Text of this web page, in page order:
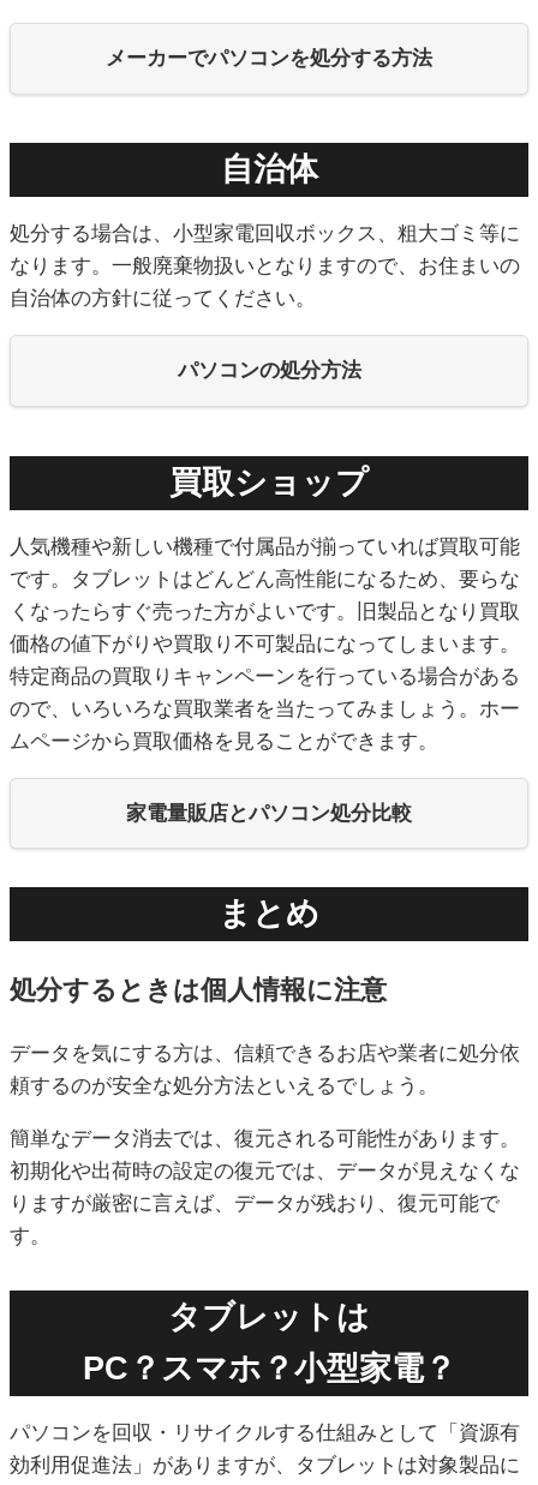
メーカーでパソコンを処分する方法
自治体
処分する場合は、小型家電回収ボックス、粗大ゴミ等に
なります。一般廃棄物扱いとなりますので、お住まいの
自治体の方針に従ってください。
パソコンの処分方法
買取ショップ
人気機種や新しい機種で付属品が揃っていれば買取可能
です。タブレットはどんどん高性能になるため、要らな
くなったらすぐ売った方がよいです。旧製品となり買取
価格の値下がりや買取り不可製品になってしまいます。
特定商品の買取りキャンペーンを行っている場合がある
ので、いろいろな買取業者を当たってみましょう。ホー
ムページから買取価格を見ることができます。
家電量販店とパソコン処分比較
まとめ
処分するときは個人情報に注意
データを気にする方は、信頼できるお店や業者に処分依
頼するのが安全な処分方法といえるでしょう。
簡単なデータ消去では、復元される可能性があります。
初期化や出荷時の設定の復元では、データが見えなくな
りますが厳密に言えば、データが残おり、復元可能で
す。
タブレットは
PC？スマホ？小型家電？
パソコンを回収・リサイクルする仕組みとして「資源有
効利用促進法」がありますが、タブレットは対象製品に